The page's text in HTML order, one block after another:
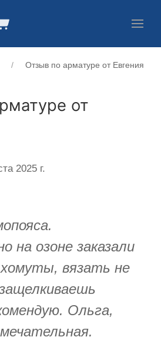
Отзыв по арматуре от Евгения
от
2025 г.
на озоне заказали
вязать не
Ольга,